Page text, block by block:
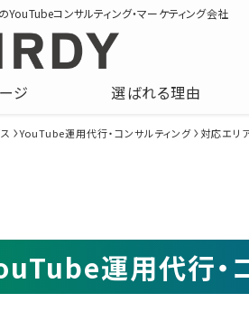
YouTubeコンサルティング・マーケティング会社
ジ 選ばれる理由
YouTube運用代行・コンサルティング 対応エリ
運用代行・